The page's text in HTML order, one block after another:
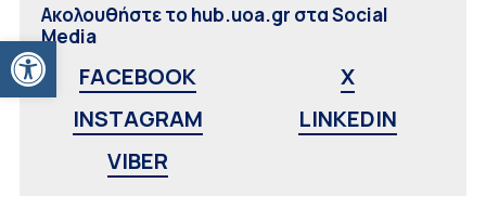
Ανοίξτε τη γραμμή εργαλείων
Ακολουθήστε το hub.uoa.gr στα Social
Media
FACEBOOK
X
INSTAGRAM
LINKEDIN
VIBER